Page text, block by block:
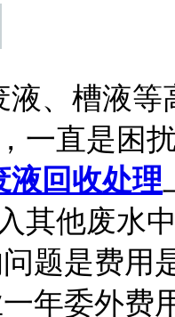
液、槽液
一直是困
液回收处理
其他废水
题是费用
年委外费